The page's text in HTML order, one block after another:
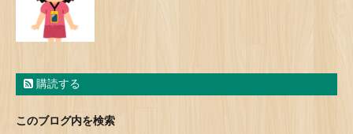
購読する
このブログ内を検索